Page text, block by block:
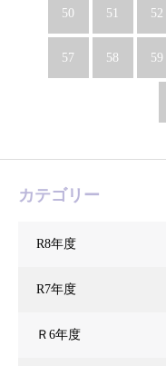
50 51 52
57 58 59
カテゴリー
R8年度
R7年度
Ｒ6年度